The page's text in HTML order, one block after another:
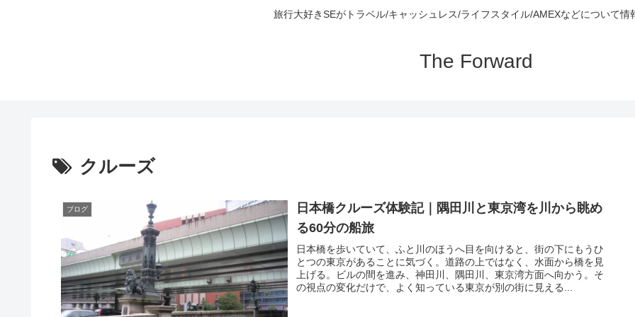
旅行大好きSEがトラベル/キャッシュレス/ライフスタイル/AMEXなどについて情
The Forward
クルーズ
ブログ
日本橋クルーズ体験記｜隅田川と東京湾を川から眺め
る60分の船旅
日本橋を歩いていて、ふと川のほうへ目を向けると、街の下にもうひ
とつの東京があることに気づく。道路の上ではなく、水面から橋を見
上げる。ビルの間を進み、神田川、隅田川、東京湾方面へ向かう。そ
の視点の変化だけで、よく知っている東京が別の街に見える...